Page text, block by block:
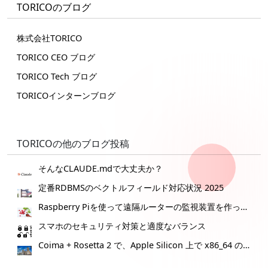
TORICOのブログ
株式会社TORICO
TORICO CEO ブログ
TORICO Tech ブログ
TORICOインターンブログ
TORICOの他のブログ投稿
そんなCLAUDE.mdで大丈夫か？
定番RDBMSのベクトルフィールド対応状況 2025
Raspberry Piを使って遠隔ルーターの監視装置を作ってみた。
スマホのセキュリティ対策と適度なバランス
Coima + Rosetta 2 で、Apple Silicon 上で x86_64 の Docker イメージをビルドする (Docker desktop やめる)